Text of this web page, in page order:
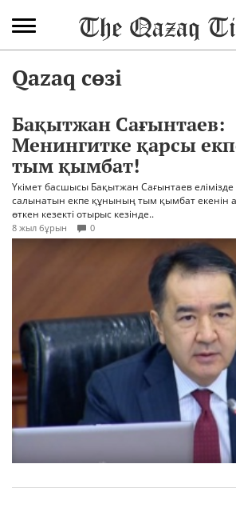
Qazaq сөзі
Бақытжан Сағынтаев:
Менингитке қарсы
тым қымбат!
Үкімет басшысы Бақытжан Сағынтаев
салынатын екпе құнының тым қымбат екенін
өткен кезекті отырыс кезінде..
8 жыл бұрын 0